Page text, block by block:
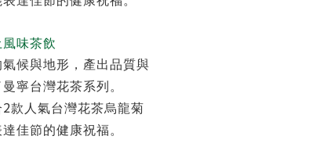
味茶飲
候與地形，產出品質與
寧台灣花茶系列。
2款人氣台灣花茶烏龍菊
佳節的健康祝福。